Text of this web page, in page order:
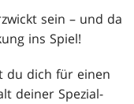
sein – und da
ins Spiel!
du dich für einen
deiner Spezial-